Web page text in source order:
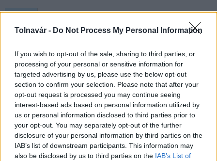
Tolnavár - Do Not Process My Personal Information
If you wish to opt-out of the sale, sharing to third parties, or
processing of your personal or sensitive information for
targeted advertising by us, please use the below opt-out
section to confirm your selection. Please note that after your
opt-out request is processed you may continue seeing
interest-based ads based on personal information utilized by
us or personal information disclosed to third parties prior to
your opt-out. You may separately opt-out of the further
disclosure of your personal information by third parties on the
IAB’s list of downstream participants. This information may
also be disclosed by us to third parties on the IAB’s List of
HÍRLEVÉL
Név
E-mail cím
Feliratkozom a hírlevélre és elfogadom azadatvédelmi
szabályzatot!